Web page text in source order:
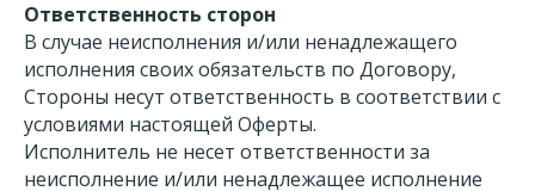
Ответственность сторон
В случае неисполнения и/или ненадлежащего
исполнения своих обязательств по Договору,
Стороны несут ответственность в соответствии с
условиями настоящей Оферты.
Исполнитель не несет ответственности за
неисполнение и/или ненадлежащее исполнение